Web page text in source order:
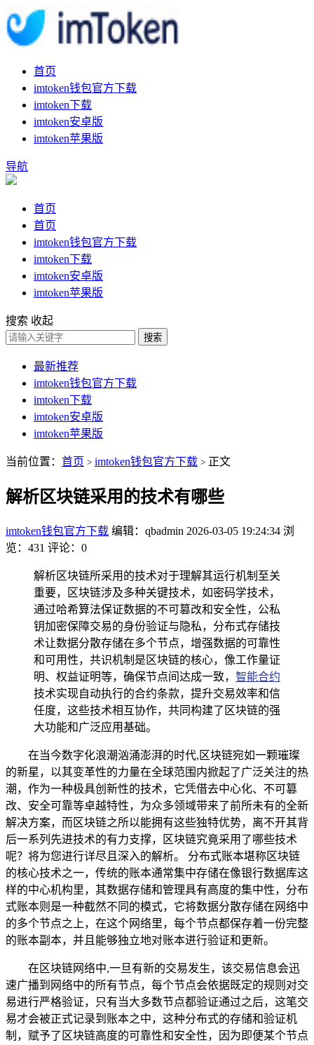
首页
imtoken钱包官方下载
imtoken下载
imtoken安卓版
imtoken苹果版
导航
首页
首页
imtoken钱包官方下载
imtoken下载
imtoken安卓版
imtoken苹果版
搜索 收起
搜索
最新推荐
imtoken钱包官方下载
imtoken下载
imtoken安卓版
imtoken苹果版
当前位置： 首页 > imtoken钱包官方下载 > 正文
解析区块链采用的技术有哪些
imtoken钱包官方下载 编辑：qbadmin 2026-03-05 19:24:34 浏
览：431 评论：0
解析区块链所采用的技术对于理解其运行机制至关
重要，区块链涉及多种关键技术，如密码学技术，
通过哈希算法保证数据的不可篡改和安全性，公私
钥加密保障交易的身份验证与隐私，分布式存储技
术让数据分散存储在多个节点，增强数据的可靠性
和可用性，共识机制是区块链的核心，像工作量证
明、权益证明等，确保节点间达成一致， 智能合约
技术实现自动执行的合约条款，提升交易效率和信
任度，这些技术相互协作，共同构建了区块链的强
大功能和广泛应用基础。
在当今数字化浪潮汹涌澎湃的时代,区块链宛如一颗璀璨
的新星，以其变革性的力量在全球范围内掀起了广泛关注的热
潮，作为一种极具创新性的技术，它凭借去中心化、不可篡
改、安全可靠等卓越特性，为众多领域带来了前所未有的全新
解决方案，而区块链之所以能拥有这些独特优势，离不开其背
后一系列先进技术的有力支撑，区块链究竟采用了哪些技术
呢？将为您进行详尽且深入的解析。 分布式账本堪称区块链
的核心技术之一，传统的账本通常集中存储在像银行数据库这
样的中心机构里，其数据存储和管理具有高度的集中性，分布
式账本则是一种截然不同的模式，它将数据分散存储在网络中
的多个节点之上，在这个网络里，每个节点都保存着一份完整
的账本副本，并且能够独立地对账本进行验证和更新。
在区块链网络中,一旦有新的交易发生，该交易信息会迅
速广播到网络中的所有节点，每个节点会依据既定的规则对交
易进行严格验证，只有当大多数节点都验证通过之后，这笔交
易才会被正式记录到账本之中，这种分布式的存储和验证机
制，赋予了区块链高度的可靠性和安全性，因为即便某个节点